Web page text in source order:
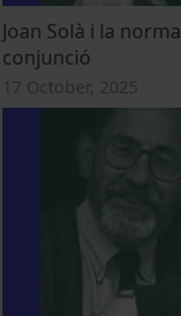
Joan Solà i la
conjunció
17 October, 2025